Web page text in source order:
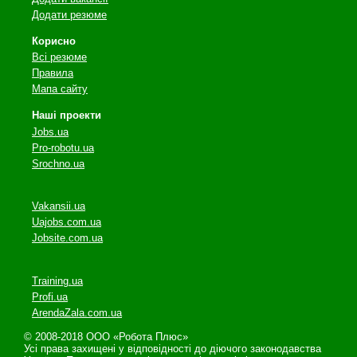
Додати резюме
Корисно
Всі резюме
Правила
Мапа сайту
Наші проекти
Jobs.ua
Pro-robotu.ua
Srochno.ua
Vakansii.ua
Uajobs.com.ua
Jobsite.com.ua
Training.ua
Profi.ua
ArendaZala.com.ua
© 2008-2018 ООО «Робота Плюс»
Усі права захищені у відповідності до діючого законодавства